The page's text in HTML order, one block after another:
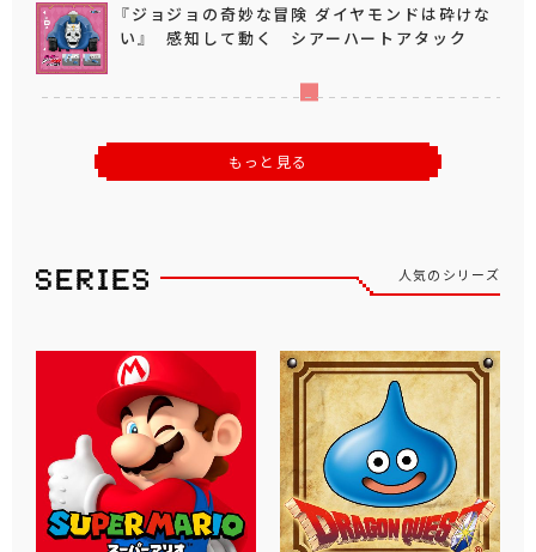
『ジョジョの奇妙な冒険 ダイヤモンドは砕けな
い』 感知して動く シアーハートアタック
もっと見る
人気のシリーズ